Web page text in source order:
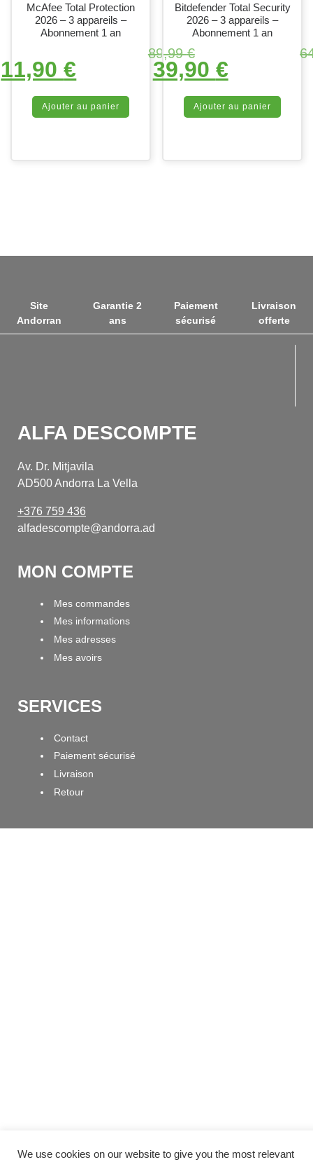
McAfee Total Protection
2026 – 3 appareils –
Abonnement 1 an
89,99€
Le prix initial était : 89,99 €.
11,90€ Le prix actuel est : 11,90
Ajouter au panier
Bitdefender Total Security
2026 – 3 appareils –
Abonnement 1 an
Le
39,90 €
Ajouter au panier
Site
Andorran
Garantie 2
ans
Paiement
sécurisé
Livraison
offerte
ALFA DESCOMPTE
Av. Dr. Mitjavila
AD500 Andorra La Vella
+376 759 436
alfadescompte@andorra.ad
MON COMPTE
Mes commandes
Mes informations
Mes adresses
Mes avoirs
SERVICES
Contact
Paiement sécurisé
Livraison
Retour
We use cookies on our website to give you the most relevant